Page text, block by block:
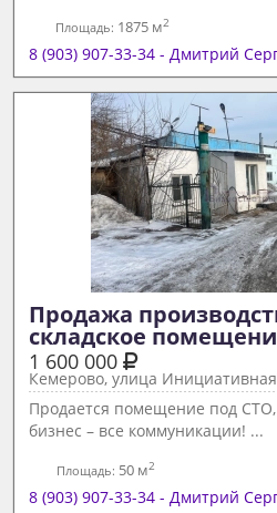
Площадь: 1875 м2
8 (903) 907-33-34 - Дмитрий
Продажа
складское
1 600 000
Кемерово, улица
Продается помещение под
бизнес – все коммуникации! ...
Площадь: 50 м2
8 (903) 907-33-34 - Дмитрий